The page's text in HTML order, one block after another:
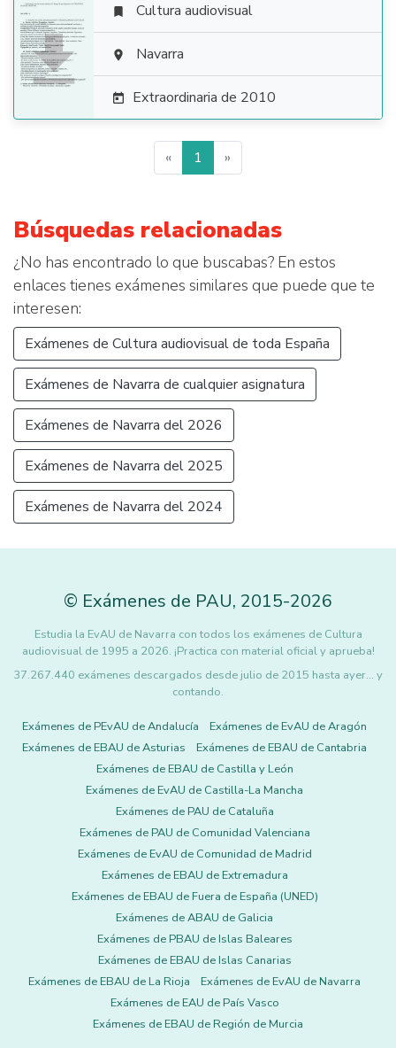

 Cultura audiovisual
 Navarra
 Extraordinaria de 2010
« 1 »
Búsquedas relacionadas
¿No has encontrado lo que buscabas? En estos
enlaces tienes exámenes similares que puede que te
interesen:
Exámenes de Cultura audiovisual de toda España
Exámenes de Navarra de cualquier asignatura
Exámenes de Navarra del 2026
Exámenes de Navarra del 2025
Exámenes de Navarra del 2024
© Exámenes de PAU, 2015-2026
Estudia la EvAU de Navarra con todos los exámenes de Cultura
audiovisual de 1995 a 2026. ¡Practica con material oficial y aprueba!
37.267.440 exámenes descargados desde julio de 2015 hasta ayer... y
contando.
Exámenes de PEvAU de Andalucía
Exámenes de EvAU de Aragón
Exámenes de EBAU de Asturias
Exámenes de EBAU de Cantabria
Exámenes de EBAU de Castilla y León
Exámenes de EvAU de Castilla-La Mancha
Exámenes de PAU de Cataluña
Exámenes de PAU de Comunidad Valenciana
Exámenes de EvAU de Comunidad de Madrid
Exámenes de EBAU de Extremadura
Exámenes de EBAU de Fuera de España (UNED)
Exámenes de ABAU de Galicia
Exámenes de PBAU de Islas Baleares
Exámenes de EBAU de Islas Canarias
Exámenes de EBAU de La Rioja
Exámenes de EvAU de Navarra
Exámenes de EAU de País Vasco
Exámenes de EBAU de Región de Murcia